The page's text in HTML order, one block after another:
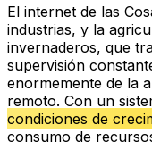
El internet de las
industrias, y la
invernaderos, que
supervisión
enormemente de la
remoto. Con un
condiciones de
consumo de